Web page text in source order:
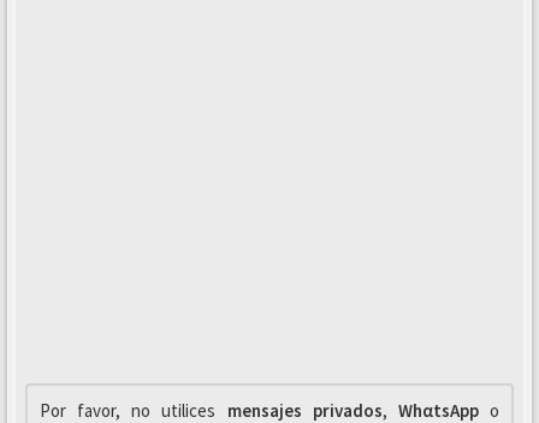
Por favor, no utilices mensajes privados, WhαtsAppo